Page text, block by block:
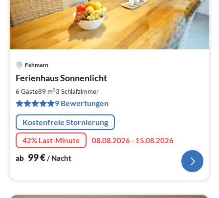
Fehmarn
Ferienhaus Sonnenlicht
6 Gäste89 m23 Schlafzimmer
9 Bewertungen
Kostenfreie Stornierung
42% Last-Minute
08.08.2026 - 15.08.2026
ab 99€/ Nacht